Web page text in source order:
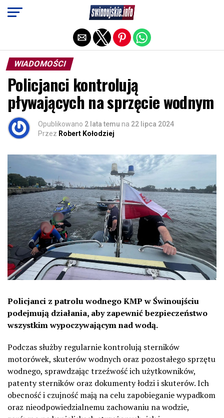
WIADOMOŚCI
Policjanci kontrolują
pływających na sprzęcie wodnym
Opublikowano 2 lata temu na 22 lipca 2024
Przez Robert Kołodziej
Policjanci z patrolu wodnego KMP w Świnoujściu
podejmują działania, aby zapewnić bezpieczeństwo
wszystkim wypoczywającym nad wodą.
Podczas służby regularnie kontrolują sterników
motorówek, skuterów wodnych oraz pozostałego sprzętu
wodnego, sprawdzając trzeźwość ich użytkowników,
patenty sterników oraz dokumenty łodzi i skuterów. Ich
obecność i czujność mają na celu zapobieganie wypadkom
oraz nieodpowiedzialnemu zachowaniu na wodzie,
Exit mobile version